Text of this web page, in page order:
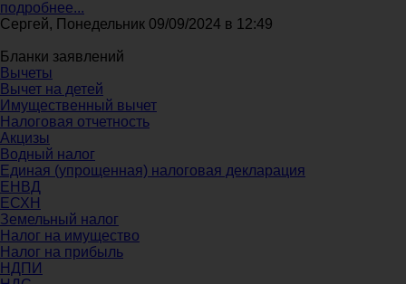
подробнее...
Сергей, Понедельник 09/09/2024 в 12:49
Бланки заявлений
Вычеты
Вычет на детей
Имущественный вычет
Налоговая отчетность
Акцизы
Водный налог
Единая (упрощенная) налоговая декларация
ЕНВД
ЕСХН
Земельный налог
Налог на имущество
Налог на прибыль
НДПИ